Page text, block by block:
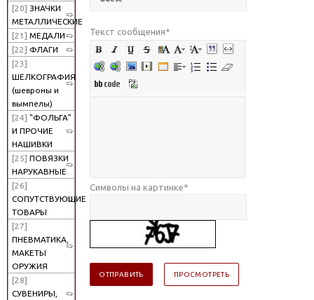
[20] ЗНАЧКИ
МЕТАЛЛИЧЕСКИЕ
[21] МЕДАЛИ
[22] ФЛАГИ
[23]
ШЕЛКОГРАФИЯ
(шевроны и
вымпелы)
[24] "ФОЛЬГА"
И ПРОЧИЕ
НАШИВКИ
[25] ПОВЯЗКИ
НАРУКАВНЫЕ
[26]
СОПУТСТВУЮЩИЕ
ТОВАРЫ
[27]
ПНЕВМАТИКА,
МАКЕТЫ
ОРУЖИЯ
[28]
СУВЕНИРЫ,
Текст сообщения*
Символы на картинке*